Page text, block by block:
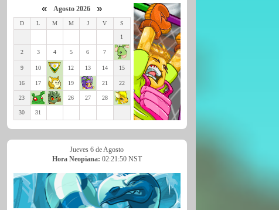
« Agosto 2026 »
D L M M J V S
1
2 3 4 5 6 7
9 10 12 13 14 15
16 17 19 21 22
23 26 27 28
30 31
Jueves 6 de Agosto
Hora Neopiana: 02:21:51 NST